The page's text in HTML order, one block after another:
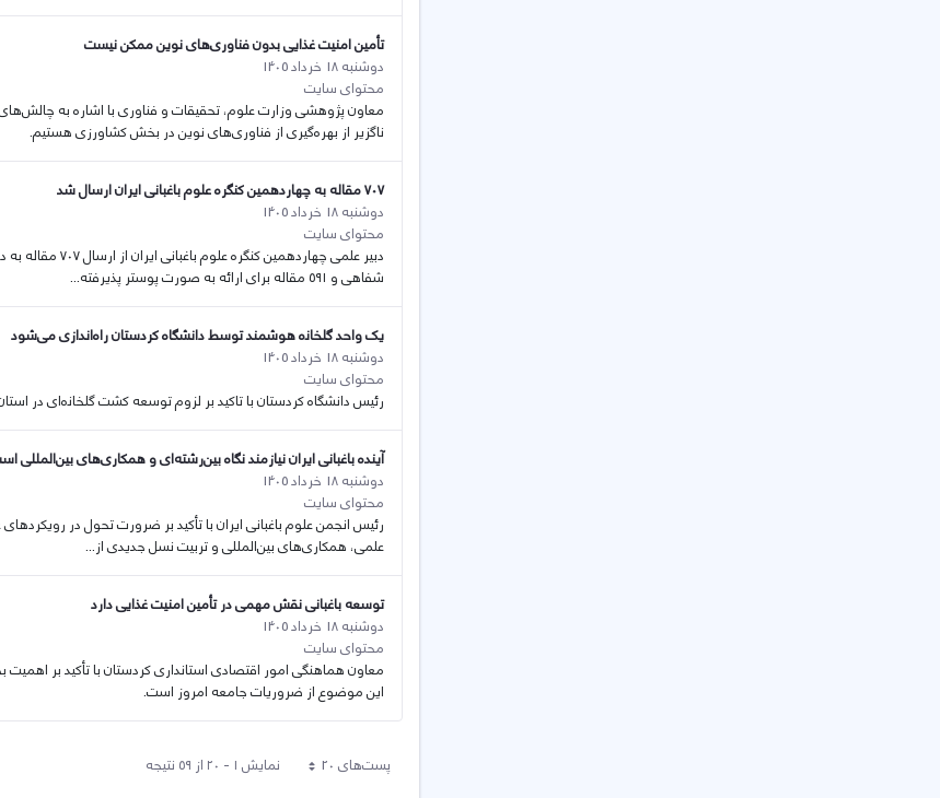
تأمین امنیت غذایی بدون فناوری‌های نوین ممکن نیست
دوشنبه 18 خرداد 1405
محتوای سایت
معاون پژوهشی وزارت علوم، تحقیقات و فناوری با اشاره به
ناگزیر از بهره‌گیری از فناوری‌های نوین در بخش کشاورزی هستیم.
۷۰۷ مقاله به چهاردهمین کنگره علوم باغبانی ایران ارسال شد
دوشنبه 18 خرداد 1405
محتوای سایت
شفاهی و ۵۹۱ مقاله برای ارائه به صورت پوستر پذیرفته...
یک واحد گلخانە هوشمند توسط دانشگاە کردستان راەاندازی می‌شود
دوشنبه 18 خرداد 1405
محتوای سایت
رئیس دانشگاە کردستان با تاکید بر لزوم توسعه کشت گلخانەای در
آینده باغبانی ایران نیازمند نگاه بین‌رشته‌ای و همکاری‌های بین‌المللی
دوشنبه 18 خرداد 1405
محتوای سایت
رئیس انجمن علوم باغبانی ایران با تأکید بر ضرورت تحول در
علمی، همکاری‌های بین‌المللی و تربیت نسل جدیدی از...
توسعه باغبانی نقش مهمی در تأمین امنیت غذایی دارد
دوشنبه 18 خرداد 1405
محتوای سایت
معاون هماهنگی امور اقتصادی استانداری کردستان با تأکید بر
این موضوع از ضروریات جامعه امروز است.
پست‌‌های 20هر صفحه نمایش ۱ - ۲۰ از ۵۹ نتیجه